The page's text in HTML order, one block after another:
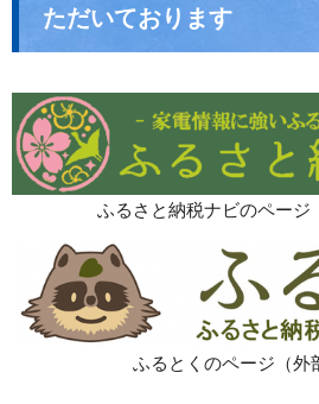
ただいております
ふるさと納税ナビのページ
ふるとくのページ（外